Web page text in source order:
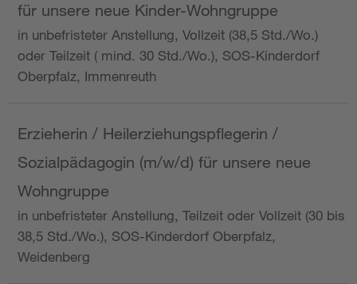
für unsere neue Kinder-Wohngruppe
in unbefristeter Anstellung, Vollzeit (38,5 Std./Wo.)
oder Teilzeit ( mind. 30 Std./Wo.), SOS-Kinderdorf
Oberpfalz, Immenreuth
Erzieherin / Heilerziehungspflegerin /
Sozialpädagogin (m/w/d) für unsere neue
Wohngruppe
in unbefristeter Anstellung, Teilzeit oder Vollzeit (30 bis
38,5 Std./Wo.), SOS-Kinderdorf Oberpfalz,
Weidenberg